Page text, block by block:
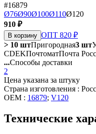
#16879
Ø76Ø90Ø100Ø110Ø120
910 ₽
В корзину ОПТ 820 ₽
> 10 штПригородная3 шт
CDEKПочтоматПочта
...Способы доставки
2
Цена указана за штуку
Страна изготовления :
OEM : 16879; V120
Технические